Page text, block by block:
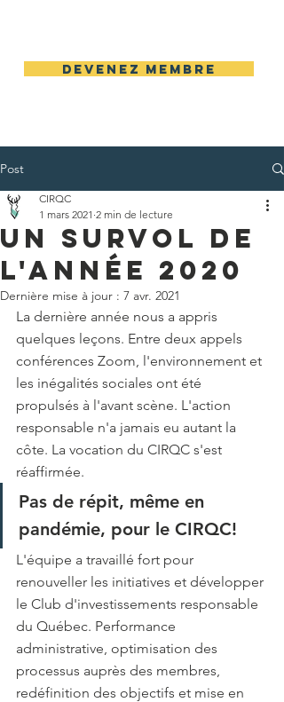
DEVENEZ MEMBRE
Post
Un survol de
l'année 2020
CIRQC
1 mars 2021 2 min de lecture
Dernière mise à jour : 7 avr. 2021
La dernière année nous a appris
quelques leçons. Entre deux appels
conférences Zoom, l'environnement et
les inégalités sociales ont été
propulsés à l'avant scène. L'action
responsable n'a jamais eu autant la
côte. La vocation du CIRQC s'est
réaffirmée.
Pas de répit, même en
pandémie, pour le CIRQC!
L'équipe a travaillé fort pour
renouveller les initiatives et développer
le Club d'investissements responsable
du Québec. Performance
administrative, optimisation des
processus auprès des membres,
redéfinition des objectifs et mise en